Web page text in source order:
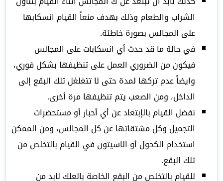
الشراب والطعام وذلك بهدف منعاً القيام انسكابها
على المجالس بصورة خاطئة.
في حالة ما قد حدث أي انسكابات على المجالس
فيكون من الضروري العمل على تنظيفها بشكل فوري،
وايضاً عدم تركها لمدة حتى لا تتغلغل تلك البقع إلى
الداخل، ومن الصعب يتم تنظيفها مرة أخرى.
نفضل القيام بالإبتعاد عن أي أحبار أو مستحضرات
التجميل وكل مشتقاتها عن كل المجالس، ومن الممكن
استخدام الكحول أو الاسيتون في القيام بالتخلص من
تلك البقع.
للقيام بالتخلص من البقع الخاصة بالعلك لابد من